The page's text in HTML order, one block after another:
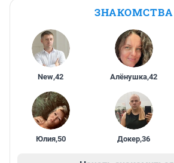
ЗНАКОМСТВА
New,42 Алёнушка,42
Юлия,50 Докер,36